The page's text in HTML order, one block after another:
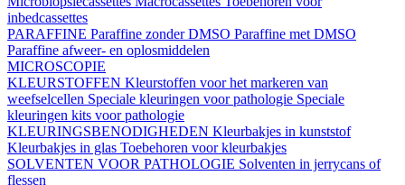
inbedcassettes
PARAFFINE Paraffine zonder DMSO Paraffine met DMSO
Paraffine afweer- en oplosmiddelen
MICROSCOPIE
KLEURSTOFFEN Kleurstoffen voor het markeren van
weefselcellen Speciale kleuringen voor pathologie Speciale
kleuringen kits voor pathologie
KLEURINGSBENODIGHEDEN Kleurbakjes in kunststof
Kleurbakjes in glas Toebehoren voor kleurbakjes
SOLVENTEN VOOR PATHOLOGIE Solventen in jerrycans of
flessen